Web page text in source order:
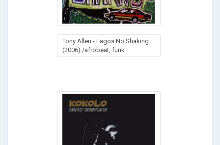
Tony Allen - Lagos No Shaking
(2006) /afrobeat, funk